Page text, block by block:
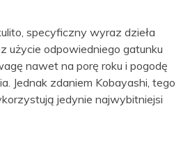
specyficzny wyraz dzieła
użycie odpowiedniego gatunku
nawet na porę roku i pogodę
Jednak zdaniem Kobayashi, tego
jedynie najwybitniejsi